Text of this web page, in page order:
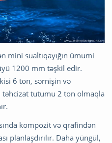
mini sualtıqayığın ümumi
1200 mm təşkil edir.
6 ton, sərnişin və
təhcizat tutumu 2 ton olmaqla
kompozit və qrafindən
planlaşdırılır. Daha yüngül,